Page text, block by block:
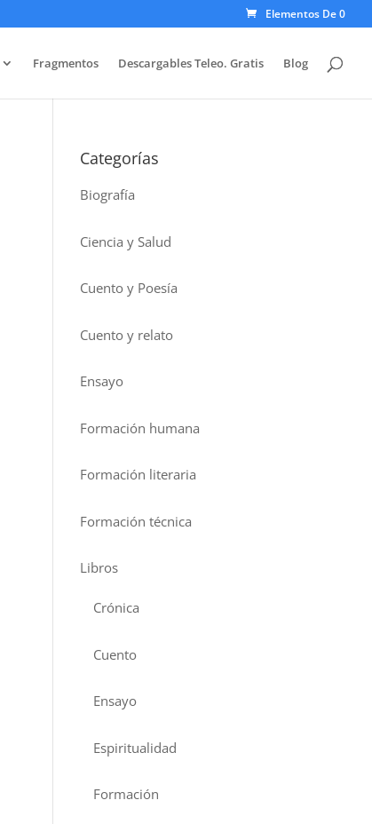
Elementos De 0
Fragmentos Descargables Teleo. Gratis Blog
Categorías
Biografía
Ciencia y Salud
Cuento y Poesía
Cuento y relato
Ensayo
Formación humana
Formación literaria
Formación técnica
Libros
Crónica
Cuento
Ensayo
Espiritualidad
Formación